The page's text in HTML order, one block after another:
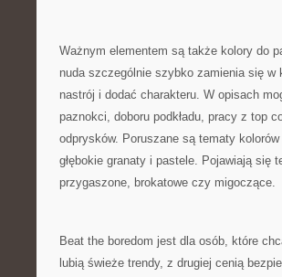
Ważnym elementem są także kolory do
nuda szczególnie szybko zamienia się w
nastrój i dodać charakteru. W opisach
paznokci, doboru podkładu, pracy z top
odprysków. Poruszane są tematy
głębokie granaty i pastele. Pojawiają się
przygaszone, brokatowe czy migoczące.
Beat the boredom jest dla osób, które
lubią świeże trendy, z drugiej cenią